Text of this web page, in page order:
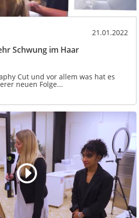
21.01.2022
Schwung im Haar
Cut und vor allem was hat es
neuen Folge...